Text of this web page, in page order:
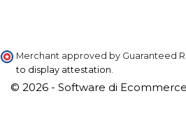
Merchant approved by Guaranteed
to display attestation.
© 2026 - Software di